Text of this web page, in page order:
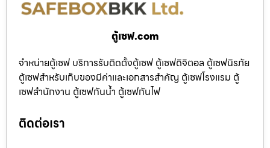
ตู้เซฟ.com
จำหน่ายตู้เซฟ บริการรับติดตั้งตู้เซฟ ตู้เซฟดิจิตอล ตู้เซฟนิรภัย
ตู้เซฟสำหรับเก็บของมีค่าและเอกสารสำคัญ ตู้เซฟโรงแรม ตู้
เซฟสำนักงาน ตู้เซฟกันน้ำ ตู้เซฟกันไฟ
ติดต่อเรา